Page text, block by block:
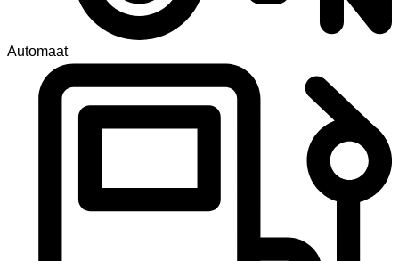
Automaat